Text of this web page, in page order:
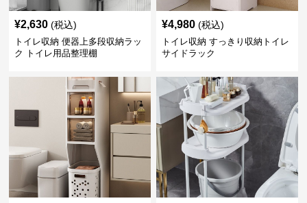
¥2,630 (税込)
トイレ収納 便器上多段収納ラッ
ク トイレ用品整理棚
¥4,980 (税込)
トイレ収納 すっきり収納トイレ
サイドラック